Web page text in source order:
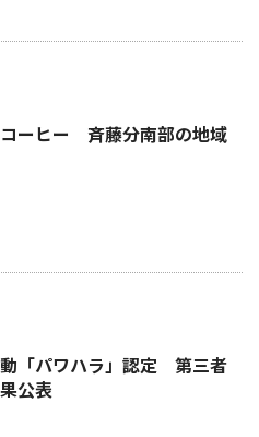
ーヒー 斉藤分南部の地域
「パワハラ」認定 第三者
公表